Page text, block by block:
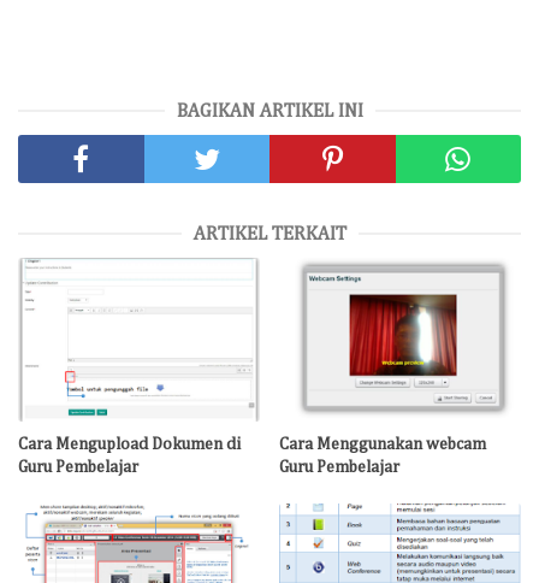
BAGIKAN ARTIKEL INI
ARTIKEL TERKAIT
Cara Mengupload Dokumen di
Guru Pembelajar
Cara Menggunakan webcam
Guru Pembelajar